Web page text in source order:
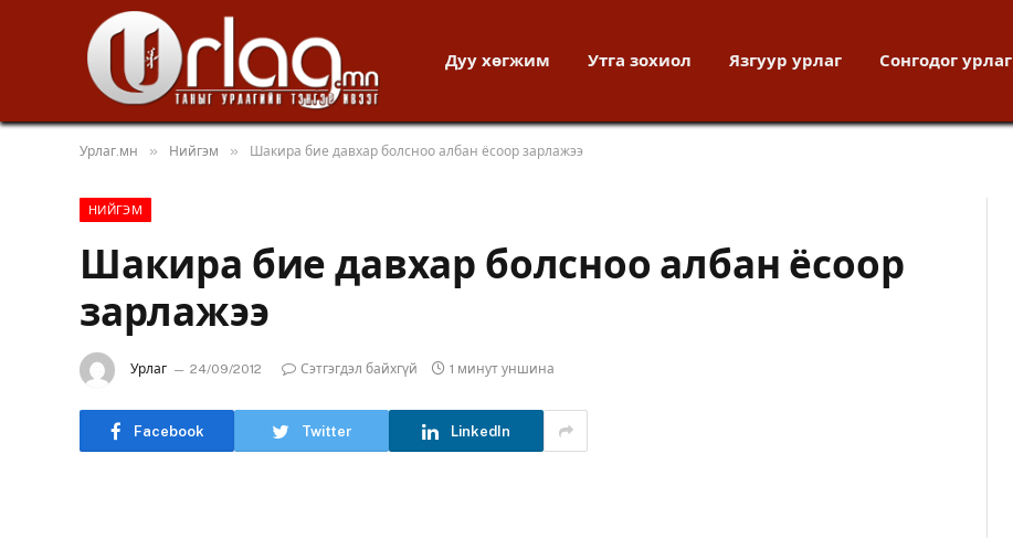
Дуу хөгжим Утга зохиол Язгуур урлаг Сонгодог урлаг
Урлаг.мн » Нийгэм » Шакира бие давхар болсноо албан ёсоор зарлажээ
НИЙГЭМ
Шакира бие давхар болсноо албан ёсоор
зарлажээ
Урлаг 24/09/2012 Сэтгэгдэл байхгүй 1 минут уншина
Facebook Twitter LinkedIn